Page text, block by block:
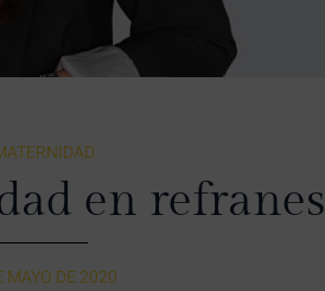
en refranes
MAYO DE 2020